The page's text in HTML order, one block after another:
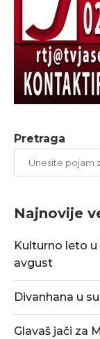
Pretraga
Najnovije
Kulturno leto
avgust
Divanhana u
Glavaš jači za